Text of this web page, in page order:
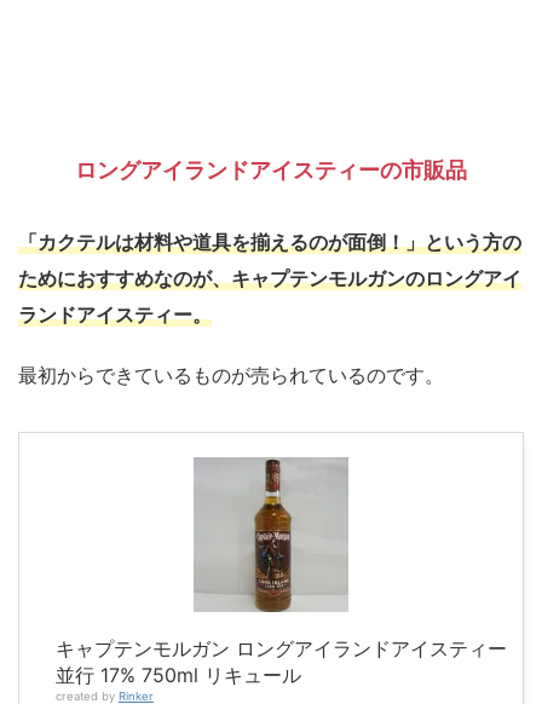
ロングアイランドアイスティーの市販品
「カクテルは材料や道具を揃えるのが面倒！」という方の
ためにおすすめなのが、キャプテンモルガンのロングアイ
ランドアイスティー。
最初からできているものが売られているのです。
キャプテンモルガン ロングアイランドアイスティー
並行 17% 750ml リキュール
created by Rinker